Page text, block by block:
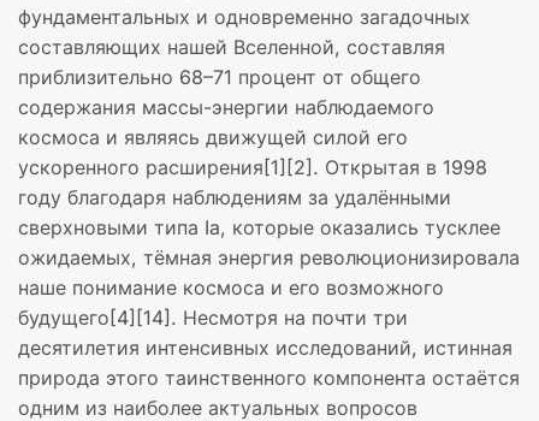
фундаментальных и одновременно загадочных
составляющих нашей Вселенной, составляя
приблизительно 68–71 процент от общего
содержания массы-энергии наблюдаемого
космоса и являясь движущей силой его
ускоренного расширения[1][2]. Открытая в 1998
году благодаря наблюдениям за удалёнными
сверхновыми типа Ia, которые оказались тусклее
ожидаемых, тёмная энергия революционизировала
наше понимание космоса и его возможного
будущего[4][14]. Несмотря на почти три
десятилетия интенсивных исследований, истинная
природа этого таинственного компонента остаётся
одним из наиболее актуальных вопросов